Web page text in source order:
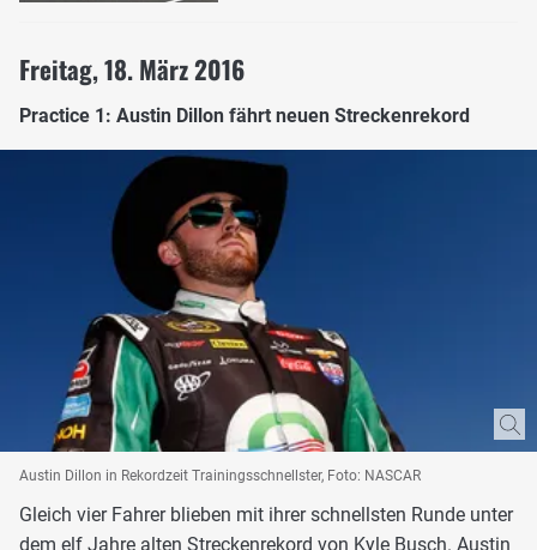
Freitag, 18. März 2016
Practice 1: Austin Dillon fährt neuen Streckenrekord
Austin Dillon in Rekordzeit Trainingsschnellster, Foto: NASCAR
Gleich vier Fahrer blieben mit ihrer schnellsten Runde unter
dem elf Jahre alten Streckenrekord von Kyle Busch. Austin